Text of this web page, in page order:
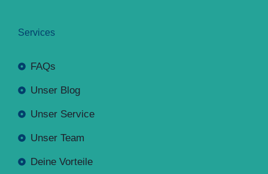
Services
FAQs
Unser Blog
Unser Service
Unser Team
Deine Vorteile